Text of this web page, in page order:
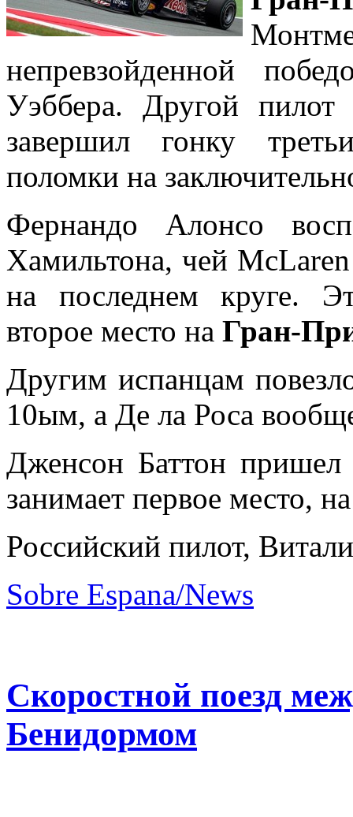
непревзойденной
Уэббера. Другой
завершил гонку
поломки на
Фернандо Алонсо
Хамильтона, чей McLaren
на последнем круге.
второе место на Гран-
Другим испанцам
10ым, а Де ла Роса
Дженсон Баттон
занимает первое место,
Российский пилот,
Sobre Espana/News
Скоростной поезд
Бенидормом